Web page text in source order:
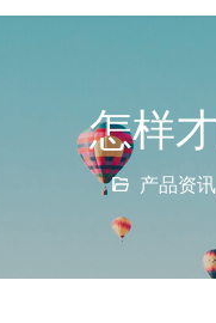
怎样
产品资讯